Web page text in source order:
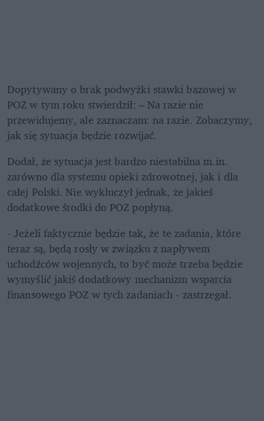
Dopytywany o brak podwyżki stawki bazowej w
POZ w tym roku stwierdził: – Na razie nie
przewidujemy, ale zaznaczam: na razie. Zobaczymy,
jak się sytuacja będzie rozwijać.
Dodał, że sytuacja jest bardzo niestabilna m.in.
zarówno dla systemu opieki zdrowotnej, jak i dla
całej Polski. Nie wykluczył jednak, że jakieś
dodatkowe środki do POZ popłyną.
- Jeżeli faktycznie będzie tak, że te zadania, które
teraz są, będą rosły w związku z napływem
uchodźców wojennych, to być może trzeba będzie
wymyślić jakiś dodatkowy mechanizm wsparcia
finansowego POZ w tych zadaniach - zastrzegał.